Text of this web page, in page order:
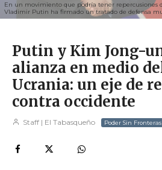
En un movimiento que podría tener repercusiones
Vladimir Putin ha firmado un tratado de defensa
Putin y Kim Jong-
alianza en medio
Ucrania: un eje de
contra occidente
Staff | El Tabasqueño Poder Sin Fronteras